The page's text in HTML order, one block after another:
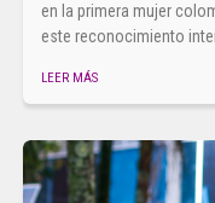
en la primera mujer
este reconocimiento
LEER MÁS